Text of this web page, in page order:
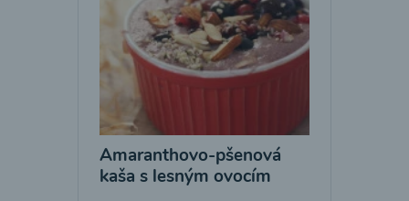
Amaranthovo-pšenová
kaša s lesným ovocím